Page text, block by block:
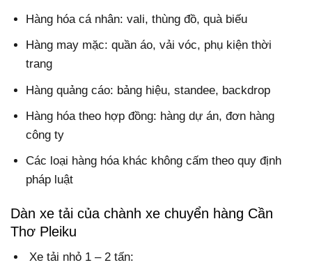
Hàng hóa cá nhân: vali, thùng đồ, quà biếu
Hàng may mặc: quần áo, vải vóc, phụ kiện thời
trang
Hàng quảng cáo: bảng hiệu, standee, backdrop
Hàng hóa theo hợp đồng: hàng dự án, đơn hàng
công ty
Các loại hàng hóa khác không cấm theo quy định
pháp luật
Dàn xe tải của chành xe chuyển hàng Cần
Thơ Pleiku
Xe tải nhỏ 1 – 2 tấn: